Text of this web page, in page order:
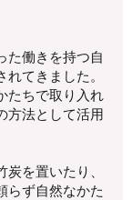
た働きを持つ自
てきました。
たちで取り入れ
方法として活用
を置いたり、
らず自然なかた